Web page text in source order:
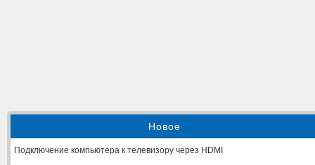
Новое
Подключение компьютера к телевизору через HDMI